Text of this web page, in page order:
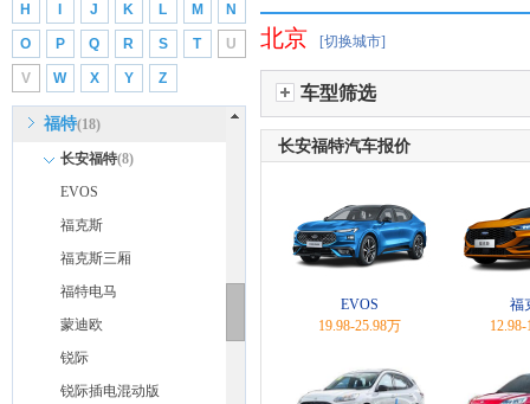
H J K L M N
O P Q R S T U
V W X Y Z
212
F
丰田 (38)
福特(18)
长安福特(8)
EVOS
福克斯
福克斯三厢
福特电马
蒙迪欧
锐际
锐际插电混动版
北京 [切换城市]
车型筛选
长安福特汽车报价
EVOS
19.98-25.98万
福